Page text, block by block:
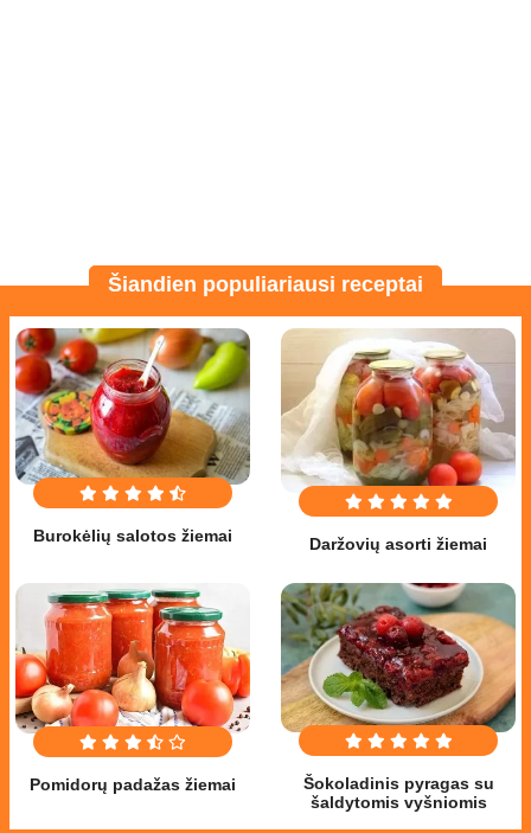
Šiandien populiariausi receptai
Burokėlių salotos žiemai Daržovių asorti žiemai
Pomidorų padažas žiemai
Šokoladinis pyragas su
šaldytomis vyšniomis